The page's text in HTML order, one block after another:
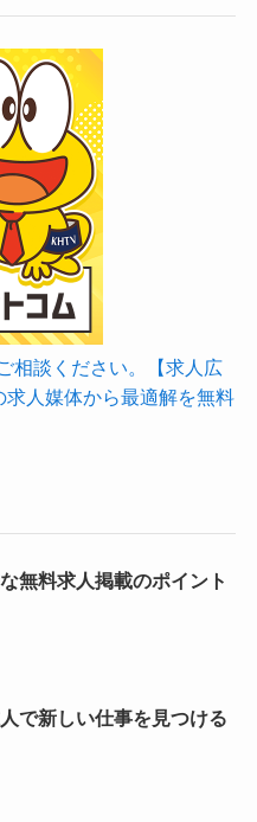
相談ください。【求人広
人媒体から最適解を無料
無料求人掲載のポイント
で新しい仕事を見つける